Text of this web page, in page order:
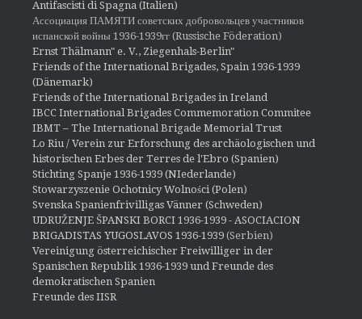
Antifascisti di Spagna (Italien)
Ассоциация ПАМЯТИ советских добровольцев участников
испанской войны 1936-1939гг (Russische Föderation)
Ernst Thälmann" e. V., Ziegenhals-Berlin"
Friends of the International Brigades, Spain 1936-1939
(Dänemark)
Friends of the International Brigades in Ireland
IBCC International Brigades Commemoration Commitee
IBMT – The International Brigade Memorial Trust
Lo Riu / Verein zur Erforschung des archäologischen und
historischen Erbes der Terres de l'Ebro (Spanien)
Stichting Spanje 1936-1939 (NIederlande)
Stowarzyszenie Ochotnicy Wolności (Polen)
Svenska Spanienfrivilligas Vänner (Schweden)
UDRUŽENJE ŠPANSKI BORCI 1936-1939 - ASOCIACION
BRIGADISTAS YUGOSLAVOS 1936-1939 (Serbien)
Vereinigung österreichischer Freiwilliger in der
Spanischen Republik 1936-1939 und Freunde des
demokratischen Spanien
Freunde des IISR